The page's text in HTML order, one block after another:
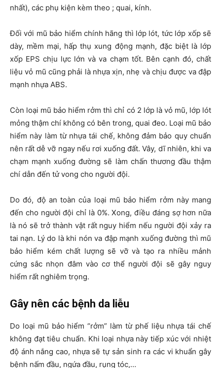
nhất), các phụ kiện kèm theo ; quai, kính.
Đối với mũ bảo hiểm chính hãng thì lớp lót, tức lớp xốp sẽ
dày, mềm mại, hấp thụ xung động mạnh, đặc biệt là lớp
xốp EPS chịu lực lớn và va chạm tốt. Bên cạnh đó, chất
liệu vỏ mũ cũng phải là nhựa xịn, nhẹ và chịu được va đập
mạnh nhựa ABS.
Còn loại mũ bảo hiểm rởm thì chỉ có 2 lớp là vỏ mũ, lớp lót
mỏng thậm chí không có bên trong, quai đeo. Loại mũ bảo
hiểm này làm từ nhựa tái chế, không đảm bảo quy chuẩn
nên rất dễ vỡ ngay nếu rơi xuống đất. Vây, dĩ nhiên, khi va
chạm mạnh xuống đường sẽ làm chấn thương đầu thậm
chí dẫn đến tử vong cho người đội.
Do đó, độ an toàn của loại mũ bảo hiểm rởm này mang
đến cho người đội chỉ là 0%. Xong, điều đáng sợ hơn nữa
là nó sẽ trở thành vật rất nguy hiểm nếu người đội xảy ra
tai nạn. Lý do là khi nón va đập mạnh xuống đường thì mũ
bảo hiểm kém chất lượng sẽ vỡ và tạo ra nhiều mảnh
cứng sắc nhọn đâm vào cơ thể người đội sẽ gây nguy
hiểm rất nghiêm trọng.
Gây nên các bệnh da liễu
Do loại mũ bảo hiểm “rởm” làm từ phế liệu nhựa tái chế
không đạt tiêu chuẩn. Khi loại nhựa này tiếp xúc với nhiệt
độ ánh nắng cao, nhựa sẽ tự sản sinh ra các vi khuẩn gây
bệnh nấm đầu, ngứa đầu, rụng tóc,…